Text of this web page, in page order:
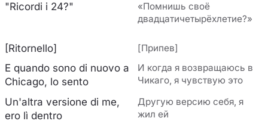
"Ricordi i 24?"
«Помнишь своё
двадцатичетырёхлетие?»
[Ritornello] [Припев]
E quando sono di nuovo a
Chicago, lo sento
И когда я возвращаюсь в
Чикаго, я чувствую это
Un'altra versione di me,
ero lì dentro
Другую версию себя, я
жил ей